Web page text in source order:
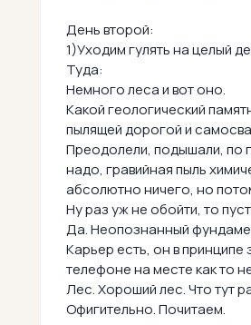
День второй:
1)Уходим гулять на целый
Туда:
Немного леса и вот оно.
Какой геологический
пылящей дорогой и
Преодолели, подышали, по
надо, гравийная пыль
абсолютно ничего, но
Ну раз уж не обойти, то
Да. Неопознанный
Карьер есть, он в
телефоне на месте как то
Лес. Хороший лес. Что тут
Офигительно. Почитаем.